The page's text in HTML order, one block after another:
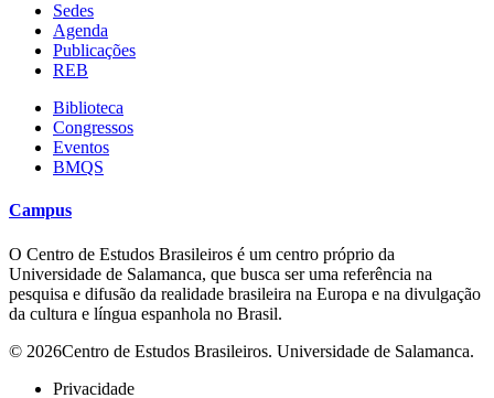
Sedes
Agenda
Publicações
REB
Biblioteca
Congressos
Eventos
BMQS
Campus
O Centro de Estudos Brasileiros é um centro próprio da
Universidade de Salamanca, que busca ser uma referência na
pesquisa e difusão da realidade brasileira na Europa e na divulgação
da cultura e língua espanhola no Brasil.
© 2026Centro de Estudos Brasileiros. Universidade de Salamanca.
Privacidade